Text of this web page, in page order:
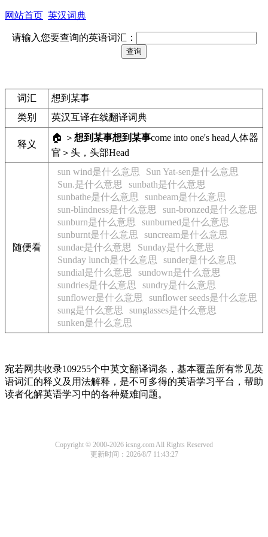
网站首页 英汉词典
请输入您要查询的英语词汇：
词汇
想到某事
类别
英汉互译在线翻译词典
释义
🏠 ＞ 想到某事想到某事come into one's head 人体器
官＞头，头部Head
随便看
sun wind是什么意思
Sun Yat-sen是什么意思
Sun.是什么意思
sunbath是什么意思
sunbathe是什么意思
sunbeam是什么意思
sun-blindness是什么意思
sun-bronzed是什么意思
sunburn是什么意思
sunburned是什么意思
sunburnt是什么意思
suncream是什么意思
sundae是什么意思
Sunday是什么意思
Sunday lunch是什么意思
sunder是什么意思
sundial是什么意思
sundown是什么意思
sundries是什么意思
sundry是什么意思
sunflower是什么意思
sunflower seeds是什么意思
sung是什么意思
sunglasses是什么意思
sunken是什么意思
宛若网共收录109255个中英文翻译词条，基本覆盖所有常见英
语词汇的释义及用法解释，是不可多得的英语学习平台，帮助
读者化解英语学习中的各种疑难问题。
Copyright © 2000-2026 icsng.com All Rights Reserved
更新时间：2026/8/7 11:43:27